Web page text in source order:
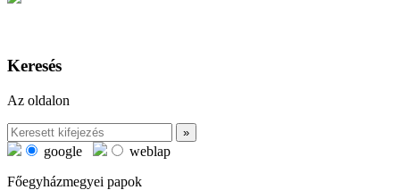
Keresés
Az oldalon
google
weblap
Főegyházmegyei papok